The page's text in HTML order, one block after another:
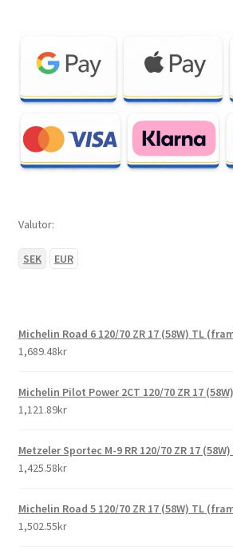
Valutor:
SEK EUR
Michelin Road 6 120/70 ZR 17 (58W) TL
1,689.48kr
Michelin Pilot Power 2CT 120/70 ZR 17
1,121.89kr
Metzeler Sportec M-9 RR 120/70 ZR 17
1,425.58kr
Michelin Road 5 120/70 ZR 17 (58W) TL
1,502.55kr